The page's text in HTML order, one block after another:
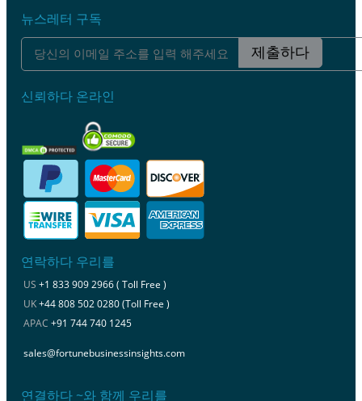
뉴스레터 구독
제출하다
신뢰하다 온라인
연락하다 우리를
US +1 833 909 2966 ( Toll Free )
UK+44 808 502 0280 (Toll Free )
APAC +91 744 740 1245
sales@fortunebusinessinsights.com
연결하다 ~와 함께 우리를